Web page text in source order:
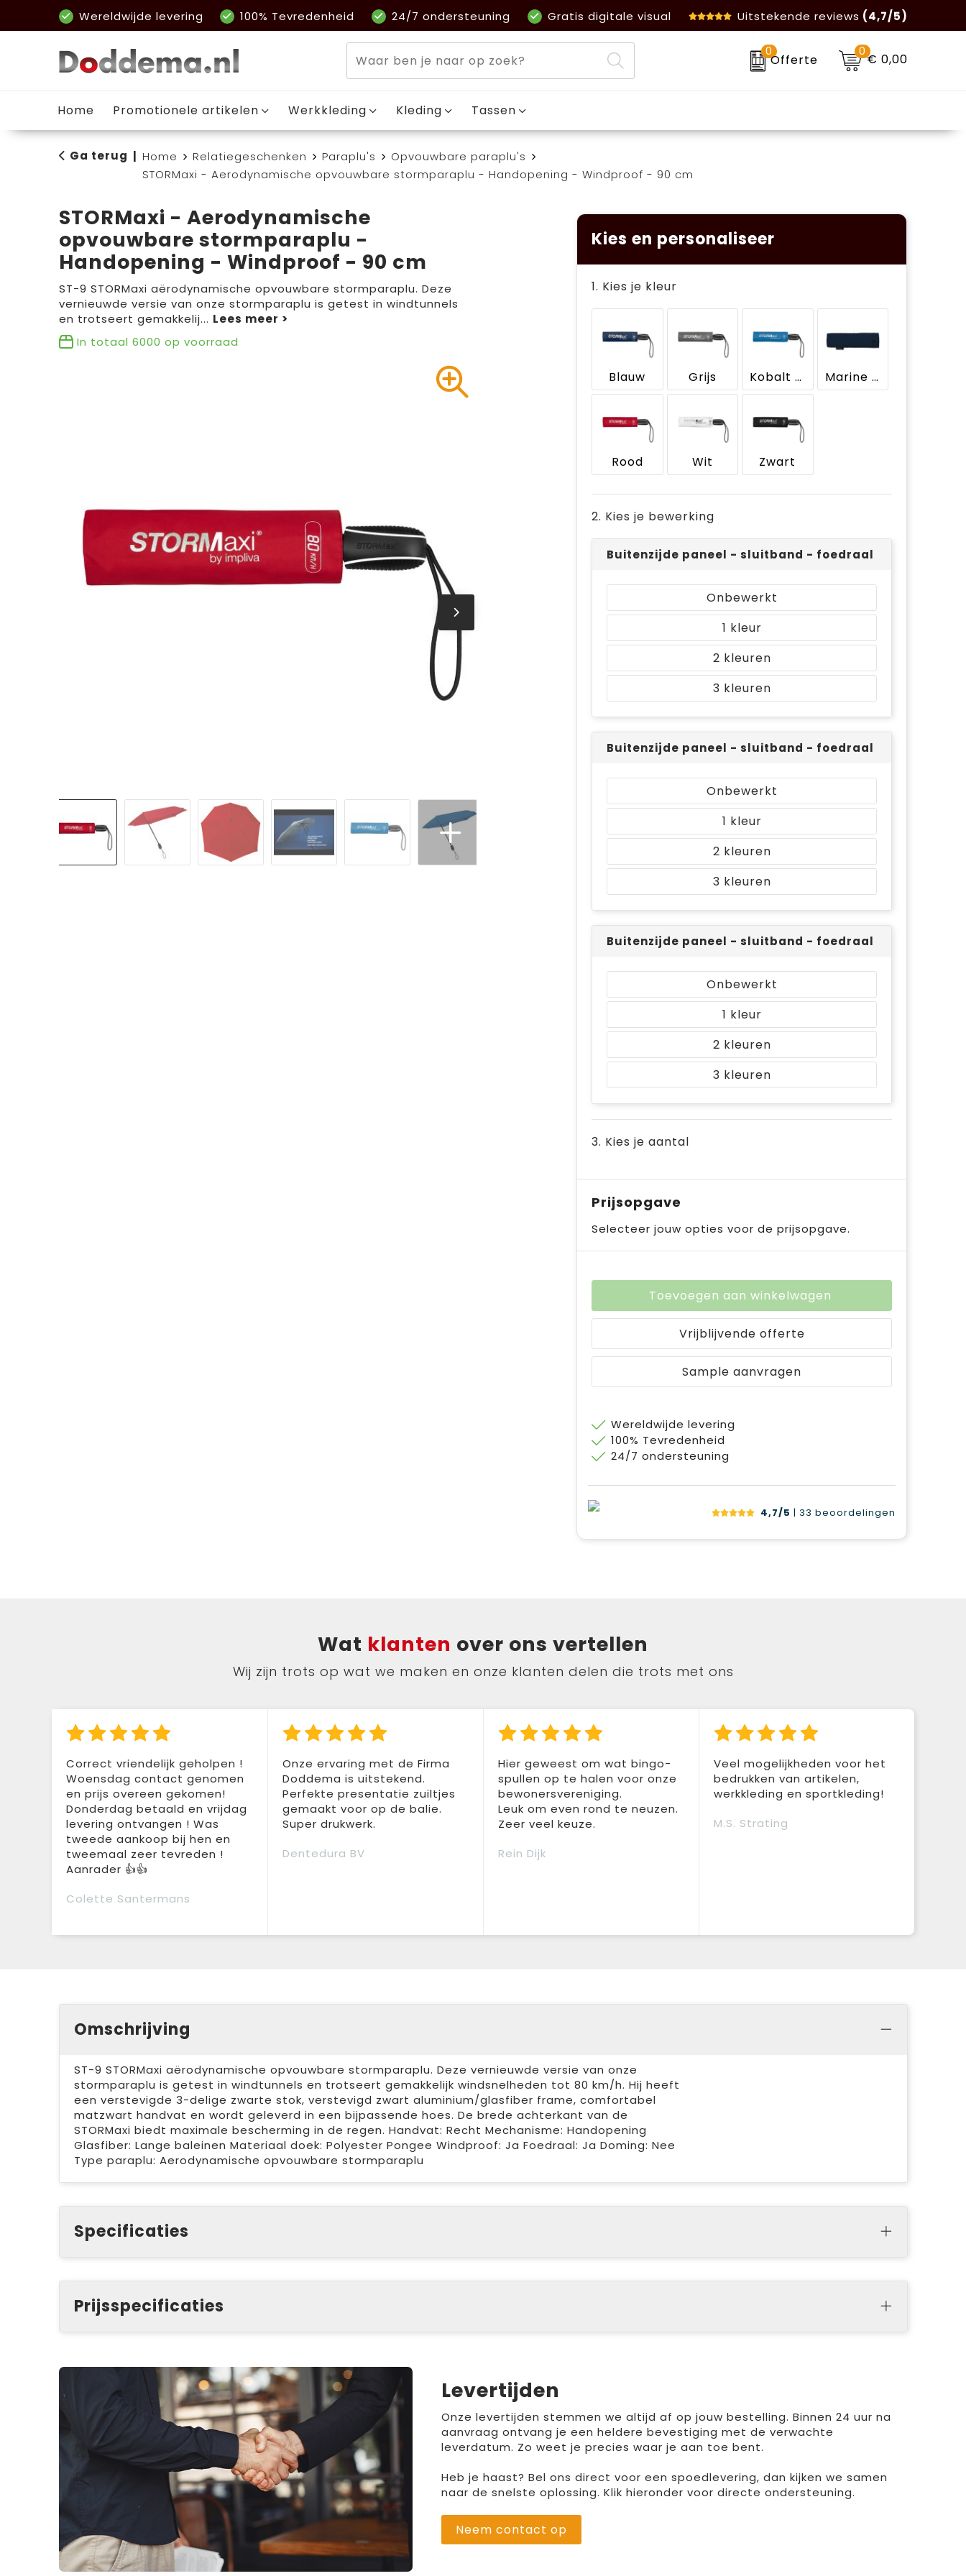
Wereldwijde levering 100% Tevredenheid 24/7 ondersteuning Gratis digitale visual Uitstekende reviews (4,7/5)
0
Offerte
0€ 0,00
Home Promotionele artikelen Werkkleding Kleding Tassen
Ga terug Home Relatiegeschenken Paraplu's
Opvouwbare paraplu's
STORMaxi - Aerodynamische opvouwbare stormparaplu - Handopening - Windproof - 90 cm
STORMaxi - Aerodynamische
opvouwbare stormparaplu -
Handopening - Windproof - 90 cm
ST-9 STORMaxi aërodynamische opvouwbare stormparaplu. Deze
vernieuwde versie van onze stormparaplu is getest in windtunnels
en trotseert gemakkelij...
In totaal 6000 op voorraad
Kies en personaliseer
1. Kies je kleur
Blauw Grijs Kobalt blauw Marine blauw
Rood Wit Zwart
2. Kies je bewerking
Buitenzijde paneel - sluitband - foedraal (Op 1 positie)
Onbewerkt
1
2
3
Buitenzijde paneel - sluitband - foedraal (Op 2
Onbewerkt
1
2
3
Buitenzijde paneel - sluitband - foedraal (Op 4
Onbewerkt
1
2
3
3. Kies je aantal
Prijsopgave
Selecteer jouw opties voor de prijsopgave.
Toevoegen aan winkelwagen
Vrijblijvende offerte
Sample aanvragen
Wereldwijde levering
100% Tevredenheid
24/7 ondersteuning
4,7/5 | 33 beoordelingen
Wat klanten over ons vertellen
Wij zijn trots op wat we maken en onze klanten delen die trots met ons
Correct vriendelijk geholpen !
Woensdag contact genomen
en prijs overeen gekomen!
Donderdag betaald en vrijdag
levering ontvangen ! Was
tweede aankoop bij hen en
tweemaal zeer tevreden !
Aanrader 👍👍
Colette Santermans
Onze ervaring met de Firma
Doddema is uitstekend.
Perfekte presentatie zuiltjes
gemaakt voor op de balie.
Super drukwerk.
Dentedura BV
Hier geweest om wat bingo-
spullen op te halen voor onze
bewonersvereniging.
Leuk om even rond te neuzen.
Zeer veel keuze.
Rein Dijk
Veel mogelijkheden voor het
bedrukken van artikelen,
werkkleding en sportkleding!
M.S. Strating
Omschrijving
ST-9 STORMaxi aërodynamische opvouwbare stormparaplu. Deze vernieuwde versie van onze
stormparaplu is getest in windtunnels en trotseert gemakkelijk windsnelheden tot 80 km/h. Hij heeft
een verstevigde 3-delige zwarte stok, verstevigd zwart aluminium/glasfiber frame, comfortabel
matzwart handvat en wordt geleverd in een bijpassende hoes. De brede achterkant van de
STORMaxi biedt maximale bescherming in de regen. Handvat: Recht Mechanisme: Handopening
Glasfiber: Lange baleinen Materiaal doek: Polyester Pongee Windproof: Ja Foedraal: Ja Doming: Nee
Type paraplu: Aerodynamische opvouwbare stormparaplu
Specificaties
Prijsspecificaties
Levertijden
Onze levertijden stemmen we altijd af op jouw bestelling. Binnen 24 uur na
aanvraag ontvang je een heldere bevestiging met de verwachte
leverdatum. Zo weet je precies waar je aan toe bent.
Heb je haast? Bel ons direct voor een spoedlevering, dan kijken we samen
naar de snelste oplossing. Klik hieronder voor directe ondersteuning.
Neem contact op